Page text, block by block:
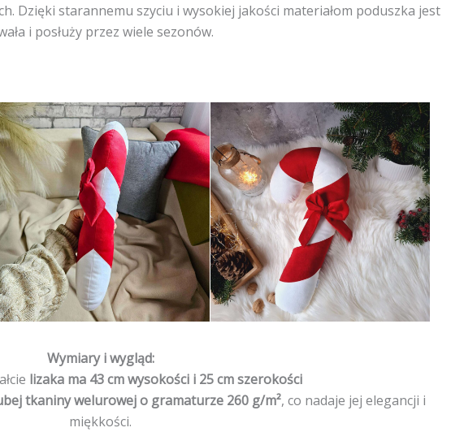
Dzięki starannemu szyciu i wysokiej jakości materiałom poduszka jest
i posłuży przez wiele sezonów.
Wymiary i wygląd:
lizaka ma 43 cm wysokości i 25 cm szerokości
tkaniny welurowej o gramaturze 260 g/m², co nadaje jej elegancji i
miękkości.